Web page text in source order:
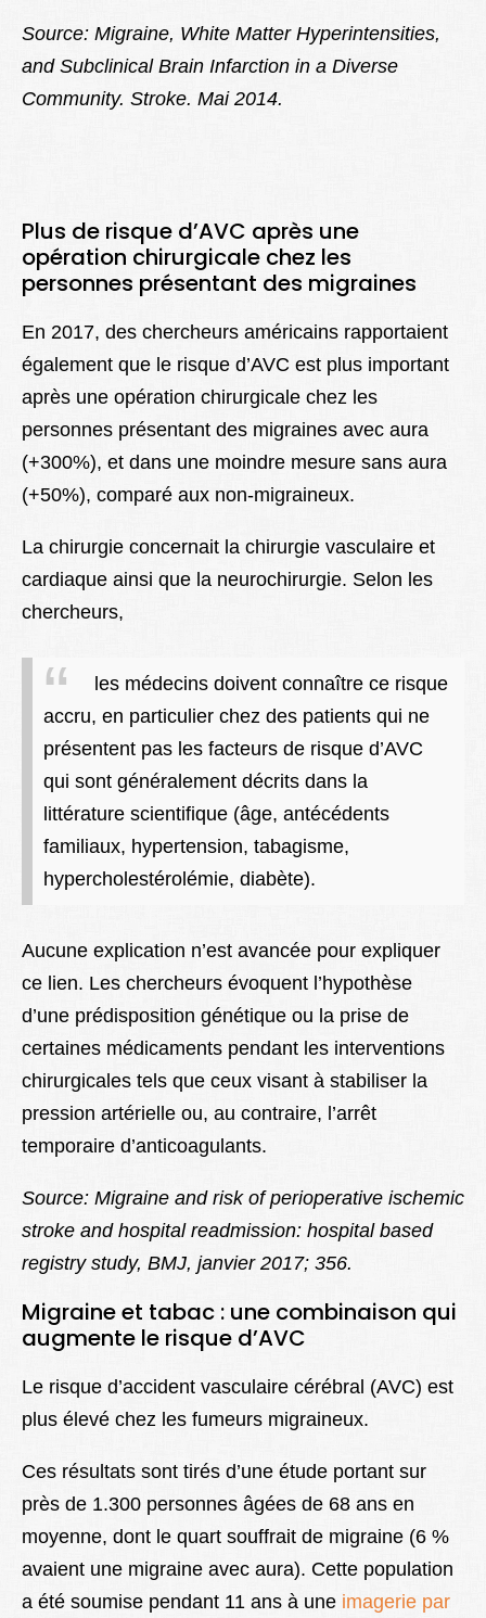
Source: Migraine, White Matter Hyperintensities,
and Subclinical Brain Infarction in a Diverse
Community. Stroke. Mai 2014.
Plus de risque d’AVC après une
opération chirurgicale chez les
personnes présentant des migraines
En 2017, des chercheurs américains rapportaient
également que le risque d’AVC est plus important
après une opération chirurgicale chez les
personnes présentant des migraines avec aura
(+300%), et dans une moindre mesure sans aura
(+50%), comparé aux non-migraineux.
La chirurgie concernait la chirurgie vasculaire et
cardiaque ainsi que la neurochirurgie. Selon les
chercheurs,
les médecins doivent connaître ce risque
accru, en particulier chez des patients qui ne
présentent pas les facteurs de risque d’AVC
qui sont généralement décrits dans la
littérature scientifique (âge, antécédents
familiaux, hypertension, tabagisme,
hypercholestérolémie, diabète).
Aucune explication n’est avancée pour expliquer
ce lien. Les chercheurs évoquent l’hypothèse
d’une prédisposition génétique ou la prise de
certaines médicaments pendant les interventions
chirurgicales tels que ceux visant à stabiliser la
pression artérielle ou, au contraire, l’arrêt
temporaire d’anticoagulants.
Source: Migraine and risk of perioperative ischemic
stroke and hospital readmission: hospital based
registry study, BMJ, janvier 2017; 356.
Migraine et tabac : une combinaison qui
augmente le risque d’AVC
Le risque d’accident vasculaire cérébral (AVC) est
plus élevé chez les fumeurs migraineux.
Ces résultats sont tirés d’une étude portant sur
près de 1.300 personnes âgées de 68 ans en
moyenne, dont le quart souffrait de migraine (6 %
avaient une migraine avec aura). Cette population
a été soumise pendant 11 ans à une imagerie par